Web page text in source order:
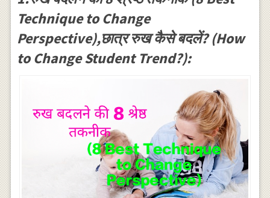
Technique to Change
Perspective),छात्र रुख कैसे बदलें? (How
to Change Student Trend?):